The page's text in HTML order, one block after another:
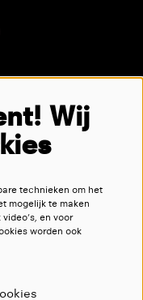
met de
Cloud Data Processing
Wij
technieken om het
mogelijk te maken
en voor
worden ook